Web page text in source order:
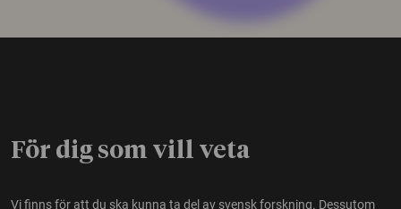
För dig som vill veta
Vi finns för att du ska kunna ta del av svensk forskning. Dessutom